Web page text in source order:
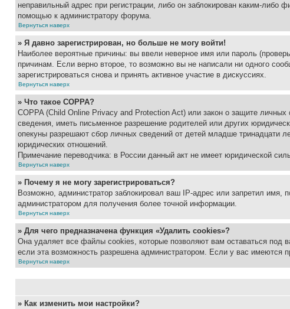
неправильный адрес при регистрации, либо он заблокирован каким-
помощью к администратору форума.
Вернуться наверх
» Я давно зарегистрирован, но больше не могу войти!
Наиболее вероятные причины: вы ввели неверное имя или пароль
причинам. Если верно второе, то возможно вы не написали ни одного
зарегистрироваться снова и принять активное участие в дискуссиях.
Вернуться наверх
» Что такое COPPA?
COPPA (Child Online Privacy and Protection Act) или закон о защите
сведения, иметь письменное разрешение родителей или других
опекуны разрешают сбор личных сведений от детей младше тринадцати
юридических отношений.
Примечание переводчика: в России данный акт не имеет юридической
Вернуться наверх
» Почему я не могу зарегистрироваться?
Возможно, администратор заблокировал ваш IP-адрес или запретил имя,
администратором для получения более точной информации.
Вернуться наверх
» Для чего предназначена функция «Удалить cookies»?
Она удаляет все файлы cookies, которые позволяют вам оставаться под
если эта возможность разрешена администратором. Если у вас
Вернуться наверх
» Как изменить мои настройки?